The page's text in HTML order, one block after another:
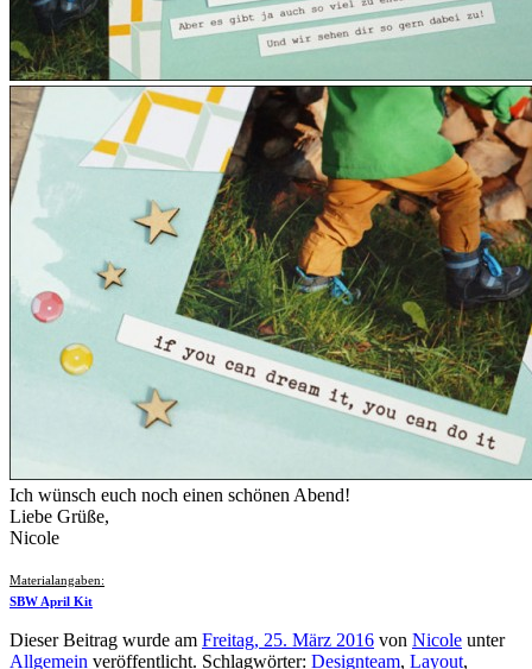
Ich wünsch euch noch einen schönen Abend!
Liebe Grüße,
Nicole
Materialangaben:
SBW April Kit
Dieser Beitrag wurde am Freitag, 25. März 2016 von Nicole unter
Allgemein veröffentlicht. Schlagwörter: Designteam, Layout,